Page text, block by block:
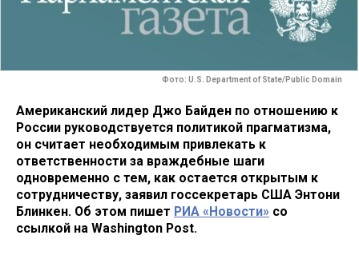
Фото: U.S. Department of State/Public Domain
Американский лидер Джо Байден по отношению к
России руководствуется политикой прагматизма,
он считает необходимым привлекать к
ответственности за враждебные шаги
одновременно с тем, как остается открытым к
сотрудничеству, заявил госсекретарь США Энтони
Блинкен. Об этом пишет РИА «Новости» со
ссылкой на Washington Post.